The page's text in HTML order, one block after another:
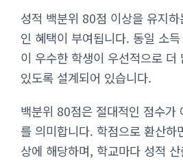
성적 백분위 80점 이상을 유지
인 혜택이 부여됩니다. 동일 소
이 우수한 학생이 우선적으로 더
있도록 설계되어 있습니다.
백분위 80점은 절대적인 점수가
를 의미합니다. 학점으로 환산하
상에 해당하며, 학교마다 성적